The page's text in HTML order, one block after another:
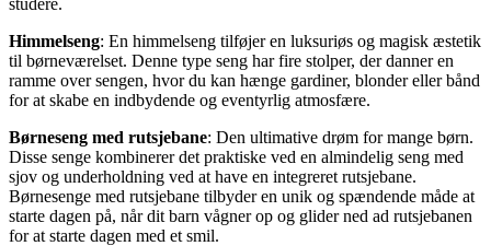
Himmelseng: En himmelseng tilføjer en luksuriøs og magisk æstetik
til børneværelset. Denne type seng har fire stolper, der danner en
ramme over sengen, hvor du kan hænge gardiner, blonder eller bånd
for at skabe en indbydende og eventyrlig atmosfære.
Børneseng med rutsjebane: Den ultimative drøm for mange børn.
Disse senge kombinerer det praktiske ved en almindelig seng med
sjov og underholdning ved at have en integreret rutsjebane.
Børnesenge med rutsjebane tilbyder en unik og spændende måde at
starte dagen på, når dit barn vågner op og glider ned ad rutsjebanen
for at starte dagen med et smil.